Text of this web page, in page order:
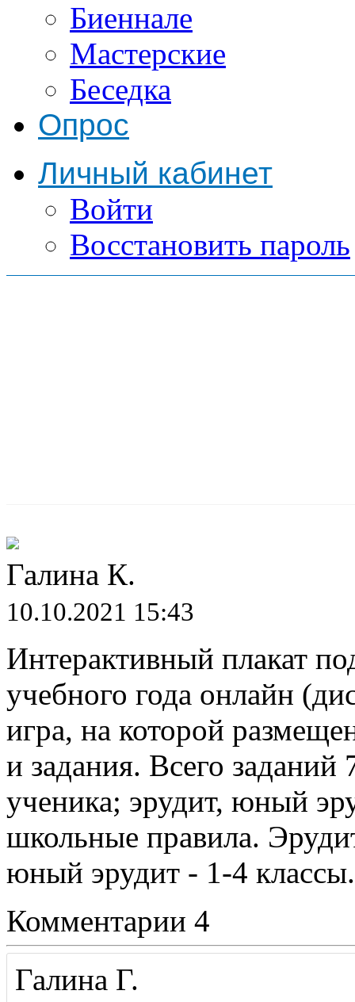
Биеннале
Мастерские
Беседка
Опрос
Личный кабинет
Войти
Восстановить пароль
Галина К.
10.10.2021 15:43
Интерактивный плакат
учебного года онлайн
игра, на которой
и задания. Всего
ученика; эрудит, юный
школьные правила.
юный эрудит - 1-4 классы.
Комментарии 4
Галина Г.